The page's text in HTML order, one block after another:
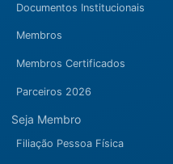
Documentos Institucionais
Membros
Membros Certificados
Parceiros 2026
Seja Membro
Filiação Pessoa Física